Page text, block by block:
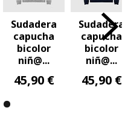
Sudadera
capucha
bicolor
niñ@...
45,90 €